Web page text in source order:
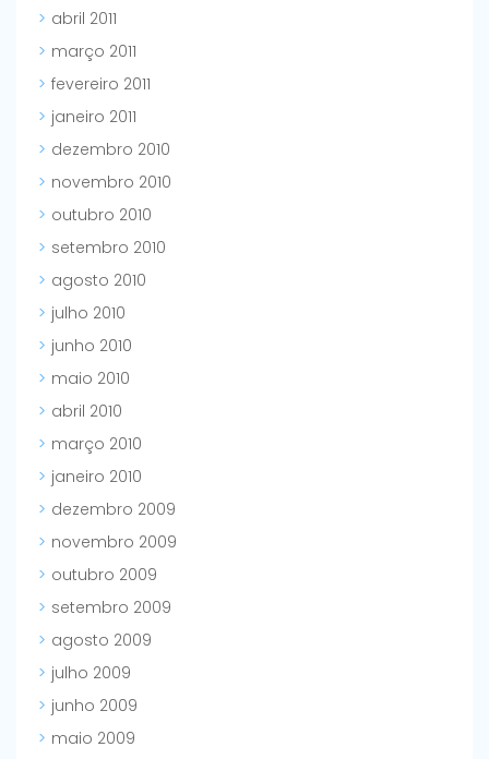
abril 2011
março 2011
fevereiro 2011
janeiro 2011
dezembro 2010
novembro 2010
outubro 2010
setembro 2010
agosto 2010
julho 2010
junho 2010
maio 2010
abril 2010
março 2010
janeiro 2010
dezembro 2009
novembro 2009
outubro 2009
setembro 2009
agosto 2009
julho 2009
junho 2009
maio 2009